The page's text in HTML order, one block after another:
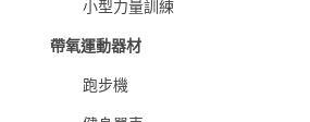
小型力量訓練
帶氧運動器材
跑步機